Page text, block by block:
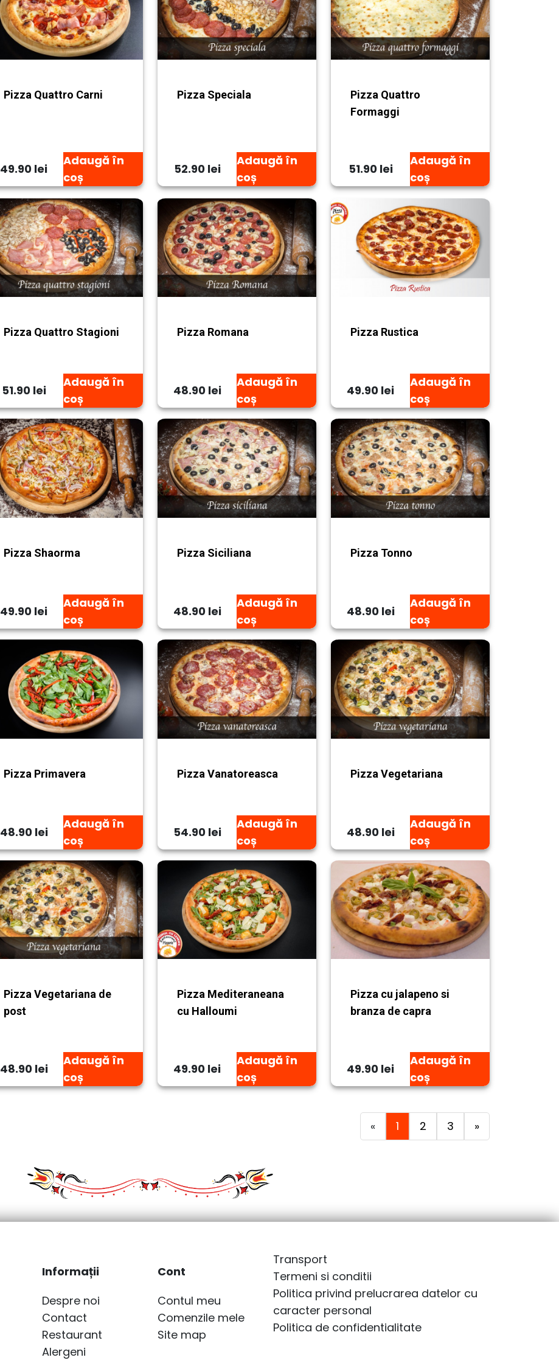
Pizza Quattro Carni
49.90 lei
Adaugă în
coș
Pizza Speciala
52.90 lei
Adaugă în
coș
Pizza Quattro
Formaggi
51.90 lei
Adaugă în
coș
Pizza Quattro Stagioni
51.90 lei
Adaugă în
coș
Pizza Romana
48.90 lei
Adaugă în
coș
Pizza Rustica
49.90 lei
Adaugă în
coș
Pizza Shaorma
49.90 lei
Adaugă în
coș
Pizza Siciliana
48.90 lei
Adaugă în
coș
Pizza Tonno
48.90 lei
Adaugă în
coș
Pizza Primavera
48.90 lei
Adaugă în
coș
Pizza Vanatoreasca
54.90 lei
Adaugă în
coș
Pizza Vegetariana
48.90 lei
Adaugă în
coș
Pizza Vegetariana de
post
48.90 lei
Adaugă în
coș
Pizza Mediteraneana
cu Halloumi
49.90 lei
Adaugă în
coș
Pizza cu jalapeno si
branza de capra
49.90 lei
Adaugă în
coș
« 1 2 3 »
Informații
Despre noi
Contact
Restaurant
Alergeni
Cont
Contul meu
Comenzile mele
Site map
Transport
Termeni si conditii
Politica privind prelucrarea datelor cu
caracter personal
Politica de confidentialitate